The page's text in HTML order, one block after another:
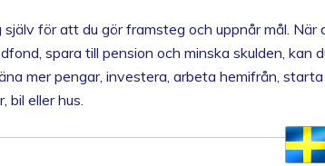
för att du gör framsteg och uppnår mål. När
spara till pension och minska skulden, kan
mer pengar, investera, arbeta hemifrån, starta
bil eller hus.